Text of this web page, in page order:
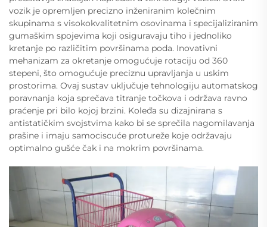
vozik je opremljen precizno inženiranim kolečnim
skupinama s visokokvalitetnim osovinama i specijaliziranim
gumaškim spojevima koji osiguravaju tiho i jednoliko
kretanje po različitim površinama poda. Inovativni
mehanizam za okretanje omogućuje rotaciju od 360
stepeni, što omogućuje preciznu upravljanja u uskim
prostorima. Ovaj sustav uključuje tehnologiju automatskog
poravnanja koja sprečava titranje točkova i održava ravno
praćenje pri bilo kojoj brzini. Koleđa su dizajnirana s
antistatičkim svojstvima kako bi se sprečila nagomilavanja
prašine i imaju samociscuće protureže koje održavaju
optimalno gušće čak i na mokrim površinama.